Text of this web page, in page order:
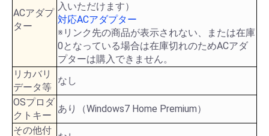
ACアダプ
ター
入いただけます）
対応ACアダプター
※リンク先の商品が表示されない、または在庫
0となっている場合は在庫切れのためACアダ
プターは購入できません。
リカバリ
データ等
なし
OSプロダ
クトキー
あり（Windows7 Home Premium）
その他付